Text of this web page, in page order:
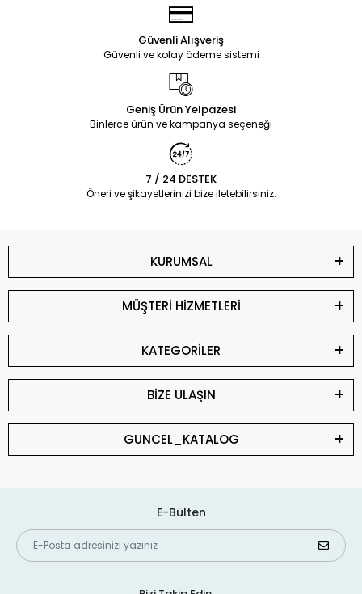
Güvenli Alışveriş
Güvenli ve kolay ödeme sistemi
Geniş Ürün Yelpazesi
Binlerce ürün ve kampanya seçeneği
7 / 24 DESTEK
Öneri ve şikayetlerinizi bize iletebilirsiniz.
KURUMSAL
MÜŞTERİ HİZMETLERİ
KATEGORİLER
BİZE ULAŞIN
GUNCEL_KATALOG
E-Bülten